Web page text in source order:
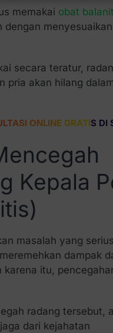
memakai obat
dengan
secara teratur,
pria akan hilang
ONLINE GRATIS DI
Kepala
masalah yang
dampak
karena itu,
radang tersebut,
dari kejahatan